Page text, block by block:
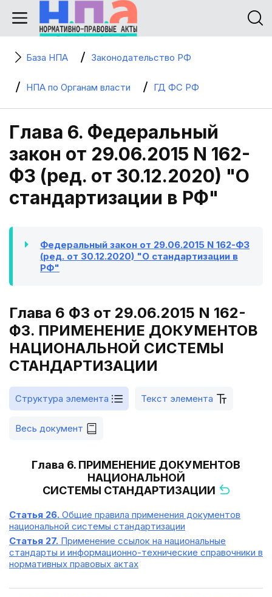
База НПА Законодательство РФ
НПА по Органам власти ГД ФС РФ
Глава 6. Федеральный
закон от 29.06.2015 N 162-
ФЗ (ред. от 30.12.2020) "О
стандартизации в РФ"
Федеральный закон от 29.06.2015 N 162-ФЗ
(ред. от 30.12.2020) "О стандартизации в
РФ"
Глава 6 ФЗ от 29.06.2015 N 162-
ФЗ. ПРИМЕНЕНИЕ ДОКУМЕНТОВ
НАЦИОНАЛЬНОЙ СИСТЕМЫ
СТАНДАРТИЗАЦИИ
Структура элемента Текст элемента
Весь документ
Глава 6. ПРИМЕНЕНИЕ ДОКУМЕНТОВ
НАЦИОНАЛЬНОЙ
СИСТЕМЫ СТАНДАРТИЗАЦИИ
Статья 26. Общие правила применения документов
национальной системы стандартизации
Статья 27. Применение ссылок на национальные
стандарты и информационно-технические справочники в
нормативных правовых актах